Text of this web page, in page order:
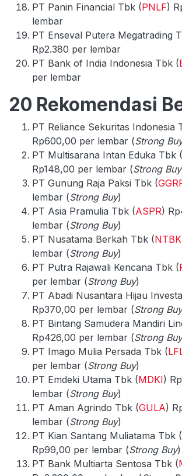
PT Panin Financial Tbk (PNLF)
lembar
PT Enseval Putera Megatrading
Rp2.380 per lembar
PT Bank of India Indonesia Tbk (
per lembar
20 Rekomendasi
PT Reliance Sekuritas Indonesia
Rp600,00 per lembar (Strong
PT Multisarana Intan Eduka Tbk (
Rp148,00 per lembar (Strong Buy
PT Gunung Raja Paksi Tbk (
lembar (Strong Buy)
PT Asia Pramulia Tbk (ASPR)
lembar (Strong Buy)
PT Nusatama Berkah Tbk (NTBK
lembar (Strong Buy)
PT Putra Rajawali Kencana Tbk (
per lembar (Strong Buy)
PT Abadi Nusantara Hijau
Rp370,00 per lembar (Strong Buy
PT Bintang Samudera Mandiri
Rp426,00 per lembar (Strong Buy
PT Imago Mulia Persada Tbk (
per lembar (Strong Buy)
PT Emdeki Utama Tbk (MDKI)
lembar (Strong Buy)
PT Aman Agrindo Tbk (GULA)
lembar (Strong Buy)
PT Kian Santang Muliatama Tbk (
Rp99,00 per lembar (Strong Buy)
PT Bank Multiarta Sentosa Tbk (